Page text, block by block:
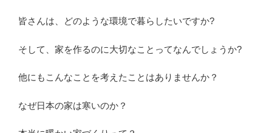
皆さんは、どのような環境で暮らしたいですか?
そして、家を作るのに大切なことってなんでしょうか?
他にもこんなことを考えたことはありませんか？
なぜ日本の家は寒いのか？